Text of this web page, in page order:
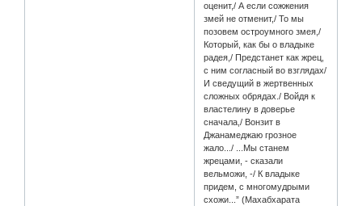
оценит,/ А если сожжения
змей не отменит,/ То мы
позовем остроумного змея,/
Который, как бы о владыке
радея,/ Предстанет как жрец,
с ним согласный во взглядах/
И сведущий в жертвенных
сложных обрядах./ Войдя к
властелину в доверье
сначала,/ Вонзит в
Джанамеджаю грозное
жало.../ ...Мы станем
жрецами, - сказали
вельможи, -/ К владыке
придем, с многомудрыми
схожи...” (Махабхарата